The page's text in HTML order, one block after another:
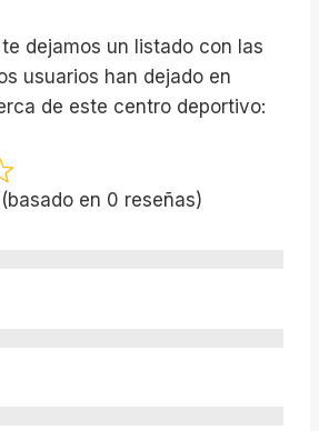
dejamos un listado con las
usuarios han dejado en
de este centro deportivo:
en 0 reseñas)